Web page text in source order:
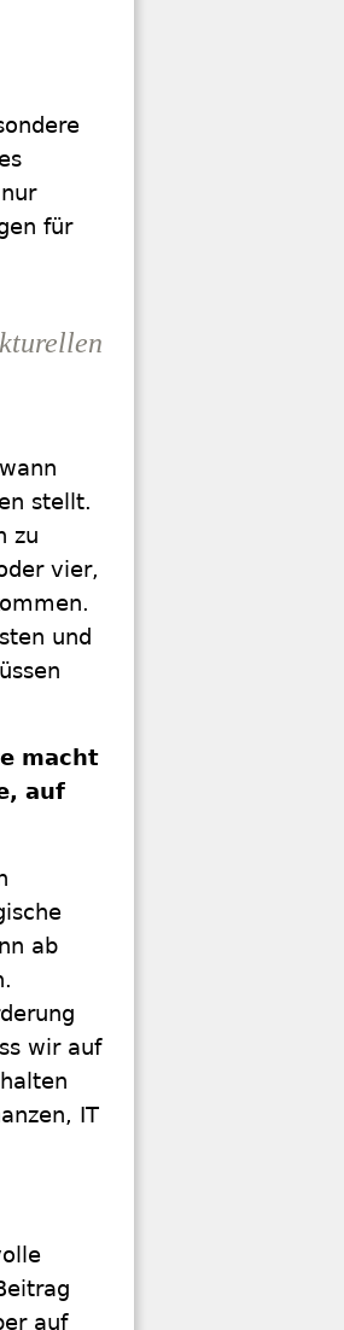
für
stellt.
zu
vier,
und
macht
auf
ab
wir auf
IT
auf